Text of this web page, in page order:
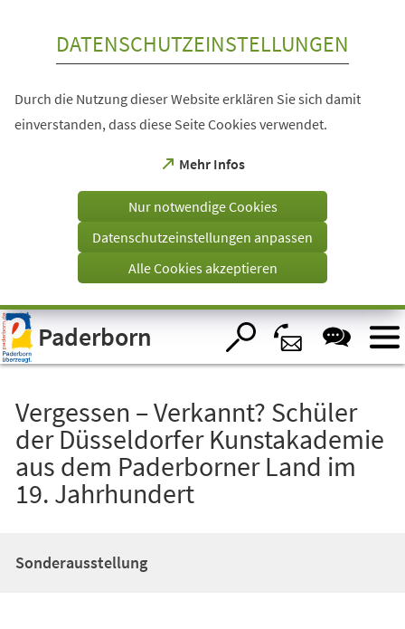
Visuelle
Assistenzsoftware
öffnen.
DATENSCHUTZEINSTELLUNGEN
Durch die Nutzung dieser Website erklären Sie sich damit
einverstanden, dass diese Seite Cookies verwendet.
Mehr Infos
(Öffnet
einem
Tab)
Nur notwendige Cookies
Datenschutzeinstellungen anpassen
Alle Cookies akzeptieren
Paderborn
Vergessen – Verkannt? Schüler
der Düsseldorfer Kunstakademie
aus dem Paderborner Land im
19. Jahrhundert
Sonderausstellung